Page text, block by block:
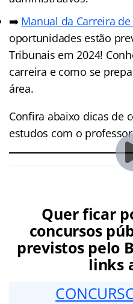
➡️ Manual da Carreira
oportunidades estão
Tribunais em 2024!
carreira e como se
área.
Confira abaixo dicas de
estudos com o
Quer ficar
concursos
previstos pelo
links